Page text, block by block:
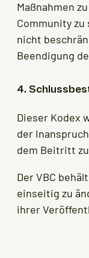
Maßnahmen
Community
nicht
Beendigung
4.
Dieser Kodex
der
dem Beitritt
Der VBC
einseitig zu
ihrer